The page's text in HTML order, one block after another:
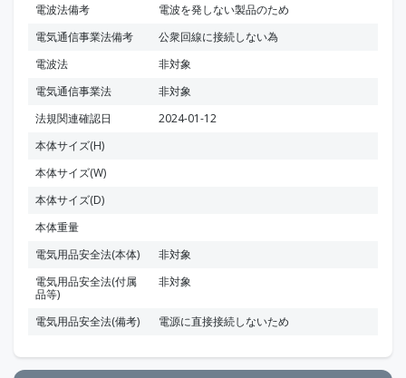
電波法備考
電波を発しない製品のため
電気通信事業法備考
公衆回線に接続しない為
電波法
非対象
電気通信事業法
非対象
法規関連確認日
2024-01-12
本体サイズ(H)
本体サイズ(W)
本体サイズ(D)
本体重量
電気用品安全法(本体)
非対象
電気用品安全法(付属
品等)
非対象
電気用品安全法(備考) 電源に直接接続しないため